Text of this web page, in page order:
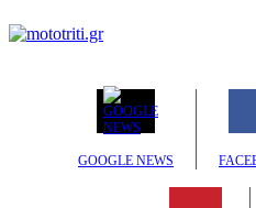
GOOGLE NEWS